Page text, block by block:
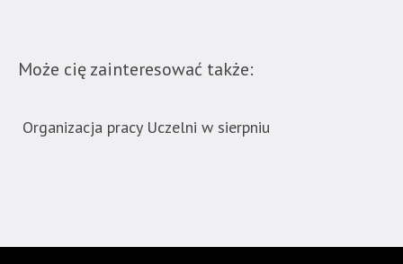
Może cię zainteresować także:
Organizacja pracy Uczelni w sierpniu